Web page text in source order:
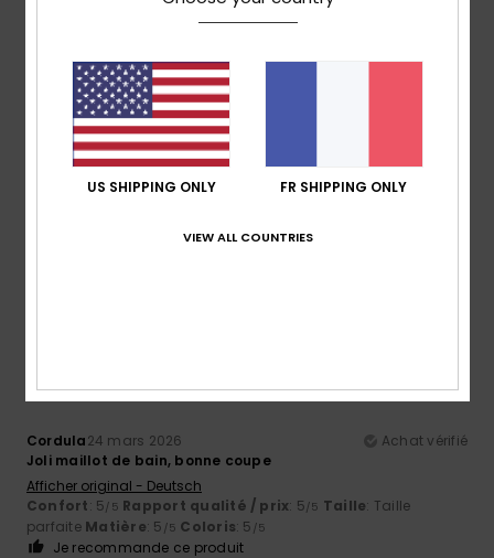
5 /5
10 juillet 2026
: 5
Cordula24 mars 2026
Achat vérifié
Joli maillot de bain, bonne coupe
Afficher original - Deutsch
Confort: 5/5 Rapport qualité / prix: 5/5 Taille: Taille
parfaite Matière: 5 /5 Coloris: 5 /5
Je recommande ce produit
US SHIPPING ONLY FR SHIPPING ONLY
VIEW ALL COUNTRIES